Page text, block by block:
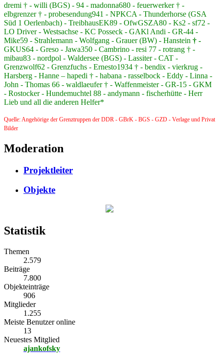
dremi † - willi (BGS) - 94 - madonna680 - feuerwerker † -
elbgrenzer † - probesendung941 - NPKCA - Thunderhorse (GSA
Süd 1 Oerlenbach) - TreibhausEK89 - OfwGSZA80 - Ks2 - sf72 -
LO Driver - Westsachse - KC Posseck - GAKl Andi - GR-44 -
Mike59 - Strahlemann - Wolfgang - Grauer (BW) - Hanstein † -
GKUS64 - Greso - Jawa350 - Cambrino - resi 77 - rotrang † -
mibau83 - nordpol - Waldersee (BGS) - Lassiter - CAT -
Grenzwolf62 - Grenzfuchs - Ernesto1934 † - bendix - vierkrug -
Harsberg - Hanne – hapedi † - habana - rasselbock - Eddy - Linna -
John - Thomas 66 - waldlaeufer † - Waffenmeister - GR-15 - GKM
- Rostocker - Hundemuchtel 88 - andymann - fischerhütte - Herr
Lieb und all die anderen Helfer*
Quelle: Angehörige der Grenztruppen der DDR - GBrK - BGS - GZD - Verlage und Privat
Bilder
Moderation
Projektleiter
Objekte
Statistik
Themen
2.579
Beiträge
7.800
Objekteinträge
906
Mitglieder
1.255
Meiste Benutzer online
13
Neuestes Mitglied
ajankofsky